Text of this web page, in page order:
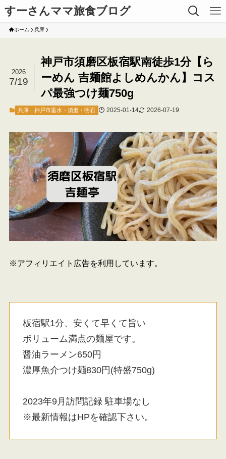
すーさんママ旅食ブログ
ホーム 兵庫
神戸市須磨区板宿駅南徒歩1分【ら
ーめん 吉麺館よしめんかん】コス
パ最強つけ麺750g
2026
7/19
兵庫 神戸市垂水・須磨・明石 2025-01-14 2026-07-19
※アフィリエイト広告を利用しています。
板宿駅1分、安くて早くて旨い
ボリューム満点の麺屋です。
醤油ラーメン650円
濃厚魚介つけ麺830円(特盛750g)
2023年9月訪問記録 駐車場なし
※最新情報はHPを確認下さい。